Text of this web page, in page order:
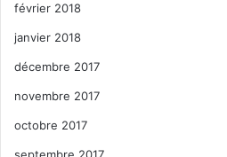
février 2018
janvier 2018
décembre 2017
novembre 2017
octobre 2017